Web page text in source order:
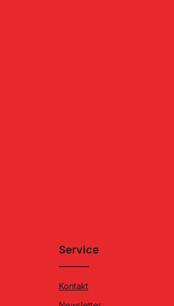
Service
Kontakt